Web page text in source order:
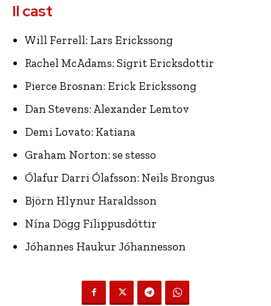
Il cast
Will Ferrell: Lars Erickssong
Rachel McAdams: Sigrit Ericksdottir
Pierce Brosnan: Erick Erickssong
Dan Stevens: Alexander Lemtov
Demi Lovato: Katiana
Graham Norton: se stesso
Ólafur Darri Ólafsson: Neils Brongus
Björn Hlynur Haraldsson
Nína Dögg Filippusdóttir
Jóhannes Haukur Jóhannesson